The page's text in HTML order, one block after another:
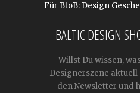
Für BtoB: Design
BALTIC DESIGN
Willst Du wissen,
Designerszene
den Newsletter und